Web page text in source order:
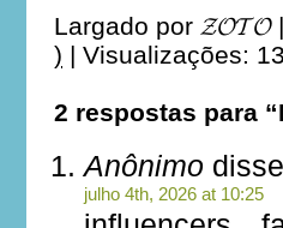
Largado por 𝓩𝓞𝓣𝓞|
) | Visualizações:
2 respostas para
Anônimo
julho 4th, 2026 at 10:25